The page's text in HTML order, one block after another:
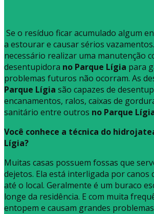
Se o resíduo ficar acumulado algum
a estourar e causar sérios
necessário realizar uma manutenção
desentupidora no Parque Lígia para
problemas futuros não ocorram. As
Parque Lígia são capazes de
encanamentos, ralos, caixas de
sanitário entre outros no Parque
Você conhece a técnica do
Lígia?
Muitas casas possuem fossas que
dejetos. Ela está interligada por canos
até o local. Geralmente é um buraco
longe da residência. E com muita
entopem e causam grandes